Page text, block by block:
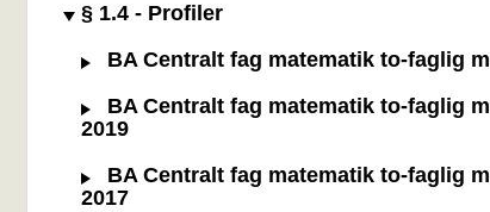
§ 1.4 - Profiler
BA Centralt fag matematik to-faglig
BA Centralt fag matematik to-faglig
2019
BA Centralt fag matematik to-faglig
2017